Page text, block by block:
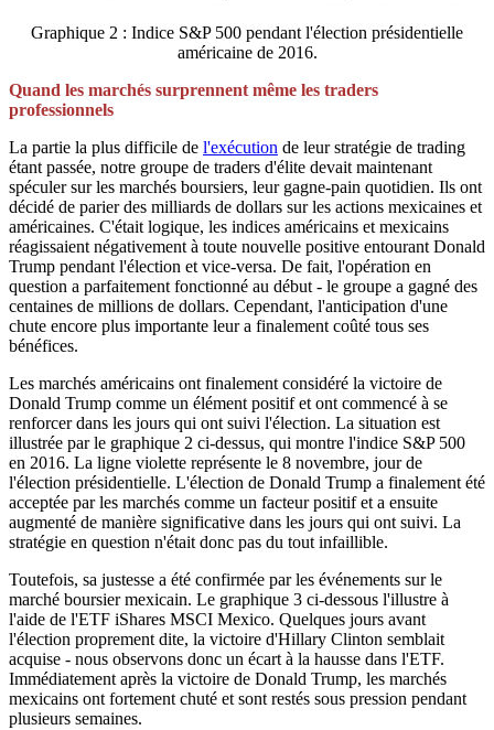
Graphique 2 : Indice S&P 500 pendant l'élection présidentielle
américaine de 2016.
Quand les marchés surprennent même les traders
professionnels
La partie la plus difficile de l'exécution de leur stratégie de trading
étant passée, notre groupe de traders d'élite devait maintenant
spéculer sur les marchés boursiers, leur gagne-pain quotidien. Ils ont
décidé de parier des milliards de dollars sur les actions mexicaines et
américaines. C'était logique, les indices américains et mexicains
réagissaient négativement à toute nouvelle positive entourant Donald
Trump pendant l'élection et vice-versa. De fait, l'opération en
question a parfaitement fonctionné au début - le groupe a gagné des
centaines de millions de dollars. Cependant, l'anticipation d'une
chute encore plus importante leur a finalement coûté tous ses
bénéfices.
Les marchés américains ont finalement considéré la victoire de
Donald Trump comme un élément positif et ont commencé à se
renforcer dans les jours qui ont suivi l'élection. La situation est
illustrée par le graphique 2 ci-dessus, qui montre l'indice S&P 500
en 2016. La ligne violette représente le 8 novembre, jour de
l'élection présidentielle. L'élection de Donald Trump a finalement été
acceptée par les marchés comme un facteur positif et a ensuite
augmenté de manière significative dans les jours qui ont suivi. La
stratégie en question n'était donc pas du tout infaillible.
Toutefois, sa justesse a été confirmée par les événements sur le
marché boursier mexicain. Le graphique 3 ci-dessous l'illustre à
l'aide de l'ETF iShares MSCI Mexico. Quelques jours avant
l'élection proprement dite, la victoire d'Hillary Clinton semblait
acquise - nous observons donc un écart à la hausse dans l'ETF.
Immédiatement après la victoire de Donald Trump, les marchés
mexicains ont fortement chuté et sont restés sous pression pendant
plusieurs semaines.